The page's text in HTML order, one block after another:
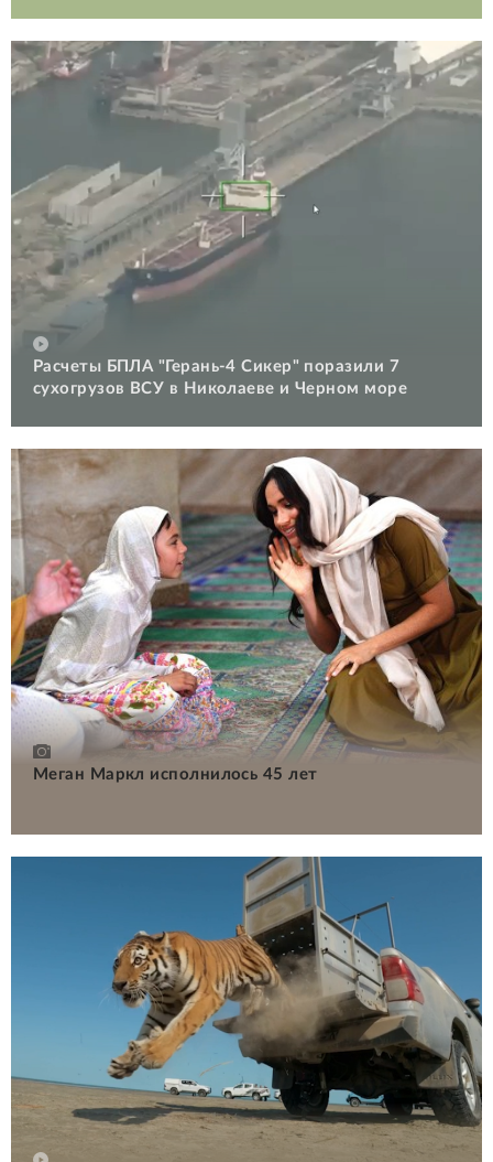
Расчеты БПЛА "Герань-4 Сикер" поразили 7
сухогрузов ВСУ в Николаеве и Черном море
Меган Маркл исполнилось 45 лет